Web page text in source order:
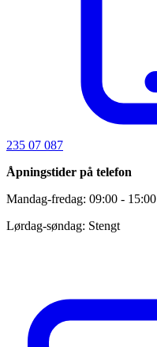
235 07 087
Åpningstider på telefon
Mandag-fredag: 09:00 - 15:00
Lørdag-søndag: Stengt